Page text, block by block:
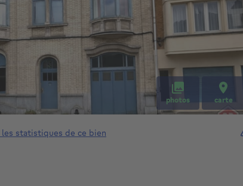
photos carte
statistiques de ce bien